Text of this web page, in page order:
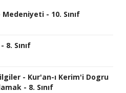
- 10. Sınıf
8. Sınıf
- Kur'an-ı Kerim'i Dogru
- 8. Sınıf